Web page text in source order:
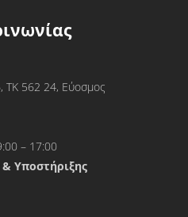
ΤΚ 562 24, Εύοσμος
– 17:00
Υποστήριξης